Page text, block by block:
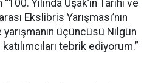
Yılında Uşak’ın Tarihi ve
Ekslibris Yarışması’nın
yarışmanın üçüncüsü Nilgün
tebrik ediyorum.”